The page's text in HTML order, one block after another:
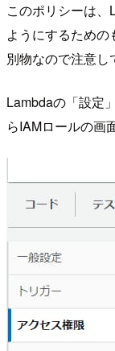
このポリシーは
ようにするため
別物なので注意し
Lambdaの「設定
らIAMロールの画